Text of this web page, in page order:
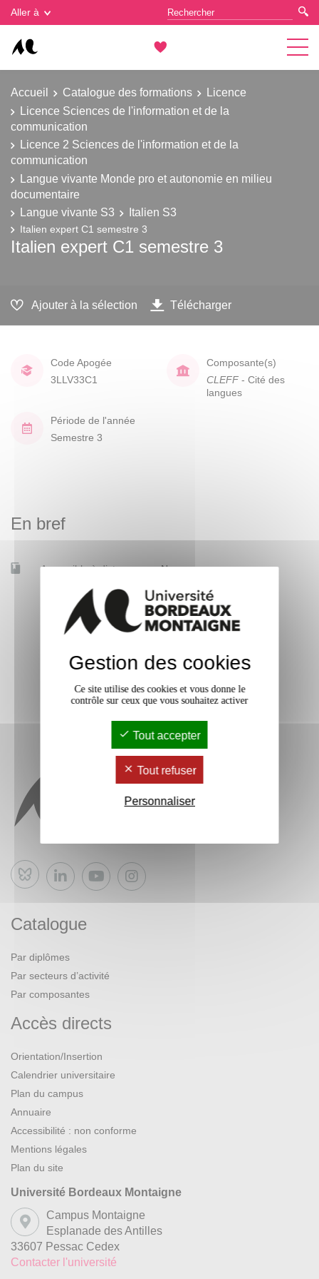
Aller à
Accueil Catalogue des formations
Licence
Licence Sciences de l'information et de la
communication
Licence 2 Sciences de l'information et de la
communication
Langue vivante Monde pro et autonomie en milieu
documentaire
Langue vivante S3
Italien S3
Italien expert C1 semestre 3
Italien expert C1 semestre 3
Ajouter à la sélection Télécharger
Code Apogée
3LLV33C1
Composante(s)
CLEFF - Cité des
langues
Période de l'année
Semestre 3
En bref
Accessible à distance Non
Bluesky
Catalogue
Par diplômes
Par secteurs d’activité
Par composantes
Accès directs
Orientation/Insertion
Calendrier universitaire
Plan du campus
Annuaire
Accessibilité : non conforme
Mentions légales
Plan du site
Université Bordeaux Montaigne
Campus Montaigne
Esplanade des Antilles
33607 Pessac Cedex
Contacter l'université
Gestion des cookies
Gestion des cookies
Ce site utilise des cookies et vous donne le
contrôle sur ceux que vous souhaitez activer
Tout accepter
Tout refuser
Personnaliser